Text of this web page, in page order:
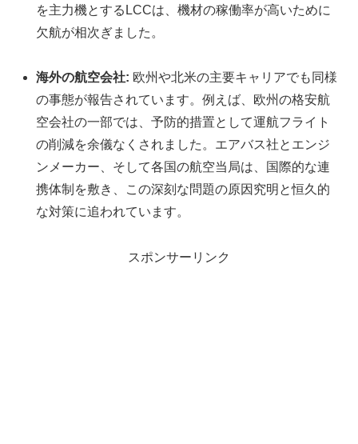
を主力機とするLCCは、機材の稼働率が高いために
欠航が相次ぎました。
海外の航空会社: 欧州や北米の主要キャリアでも同様
の事態が報告されています。例えば、欧州の格安航
空会社の一部では、予防的措置として運航フライト
の削減を余儀なくされました。エアバス社とエンジ
ンメーカー、そして各国の航空当局は、国際的な連
携体制を敷き、この深刻な問題の原因究明と恒久的
な対策に追われています。
スポンサーリンク